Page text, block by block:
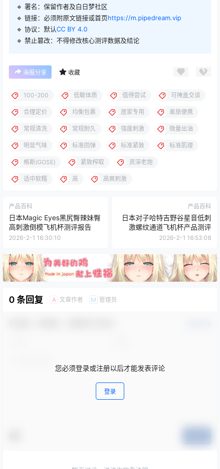
🔹 署名：保留作者及白日梦社区
🔹 链接：必须附原文链接或首页https://m.pipedream.vip
🔹 协议：默认CC BY 4.0
🔹 禁止篡改：不得修改核心测评数据及结论
海报分享 收藏
100-200 低敏体质 值得尝试 可掩盖交谈
合理定价 均衡包裹 居家专用 差旅便携
常规清洗 常规耐久 强度刺激 微量出油
明显气味 标准回弹 标准紧致 标准肌理
格斯(GOSE) 紧致榨取 资深老炮
适中软糯 高 高爽刺激
产品百科
日本Magic Eyes黑尻臀辣妹臀
高刺激倒模飞机杯测评报告
2026-2-1 16:30:10
产品百科
日本对子哈特吉野谷星音低刺
激螺纹通道飞机杯产品测评
2026-2-1 16:53:08
0 条回复 A 文章作者 M 管理员
您必须登录或注册以后才能发表评论
登录